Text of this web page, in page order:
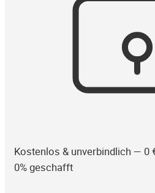
Kostenlos & unverbindlich — 0
0% geschafft